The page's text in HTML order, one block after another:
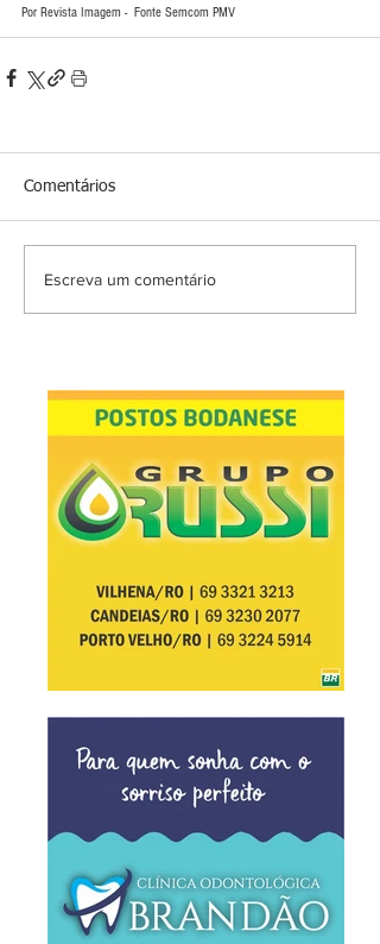
Por Revista Imagem -  Fonte Semcom PMV
Comentários
Escreva um comentário